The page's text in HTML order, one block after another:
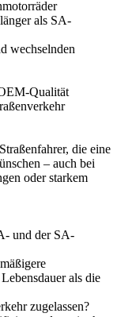
als SA-
wechselnden
Qualität
die eine
– auch bei
oder starkem
und der SA-
als die
zugelassen?